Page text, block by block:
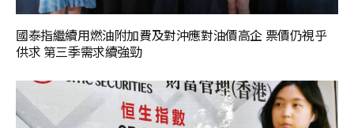
國泰指繼續用燃油附加費及對沖應對油價高企 票價仍視乎
供求 第三季需求續強勁